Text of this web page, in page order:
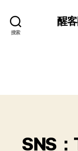
搜索
醒
SNS